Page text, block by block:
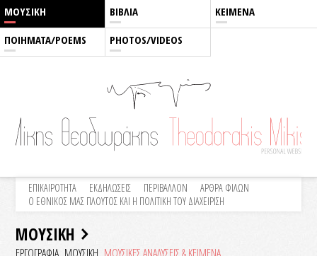
ΜΟΥΣΙΚΗ ΒΙΒΛΙΑ ΚΕΙΜΕΝΑ
ΠΟΙΗΜΑΤΑ/POEMS PHOTOS/VIDEOS
ΕΠΙΚΑΙΡΟΤΗΤΑ ΕΚΔΗΛΩΣΕΙΣ ΠΕΡΙΒΑΛΛΟΝ
ΑΡΘΡΑ ΦΙΛΩΝ
Ο ΕΘΝΙΚΟΣ ΜΑΣ ΠΛΟΥΤΟΣ ΚΑΙ Η ΠΟΛΙΤΙΚΗ ΤΟΥ ΔΙΑΧΕΙΡΙΣΗ
ΜΟΥΣΙΚΗ